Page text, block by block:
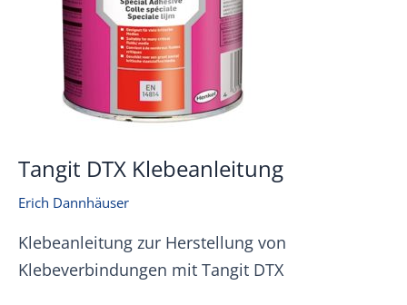
Tangit DTX Klebeanleitung
Erich Dannhäuser
Klebeanleitung zur Herstellung von
Klebeverbindungen mit Tangit DTX